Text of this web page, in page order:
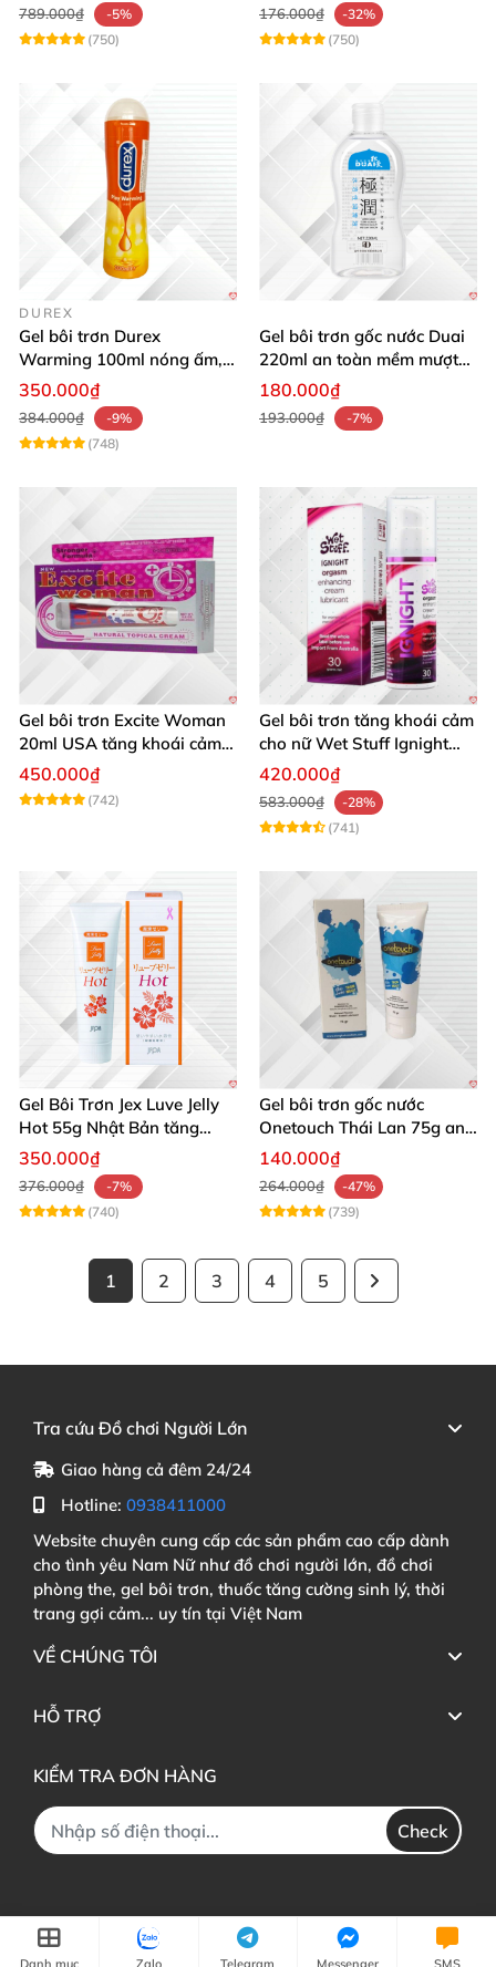
789.000₫
-5%
(750)
176.000₫
-32%
(750)
DUREX
Gel bôi trơn Durex
Warming 100ml nóng ấm,
tăng khoái cảm nhanh
350.000₫
384.000₫
-9%
(748)
Gel bôi trơn gốc nước Duai
220ml an toàn mềm mượt
kích thích
180.000₫
193.000₫ -7%
Gel bôi trơn Excite Woman
20ml USA tăng khoái cảm
kích thích nữ
450.000₫
(742)
Gel bôi trơn tăng khoái cảm
cho nữ Wet Stuff Ignight
30g se khít âm đạo
420.000₫
583.000₫
-28%
(741)
Gel Bôi Trơn Jex Luve Jelly
Hot 55g Nhật Bản tăng
khoái cảm cho nữ giới
350.000₫
376.000₫
-7%
(740)
Gel bôi trơn gốc nước
Onetouch Thái Lan 75g an
toàn dịu nhẹ tăng khoái
140.000₫
264.000₫
-47%
(739)
1 2 3 4 5
Tra cứu Đồ chơi Người Lớn
Giao hàng cả đêm 24/24
Hotline: 0938411000
Website chuyên cung cấp các sản phẩm cao cấp dành
cho tình yêu Nam Nữ như đồ chơi người lớn, đồ chơi
phòng the, gel bôi trơn, thuốc tăng cường sinh lý, thời
trang gợi cảm... uy tín tại Việt Nam
VỀ CHÚNG TÔI
HỖ TRỢ
KIỂM TRA ĐƠN HÀNG
Check
Danh mục Zalo Telegram Messenger SMS